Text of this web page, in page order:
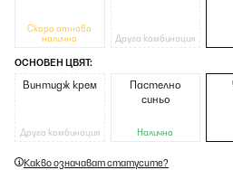
Скоро отново
налично
Друга комбинация
ОСНОВЕН ЦВЯТ:
Винтидж крем
Друга комбинация
Пастелно
синьо
Налично
Какво означават статусите?